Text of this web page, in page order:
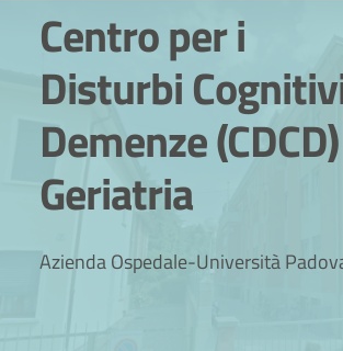
Centro per i
Disturbi
Demenze (CDCD)
Geriatria
Azienda Ospedale-Università